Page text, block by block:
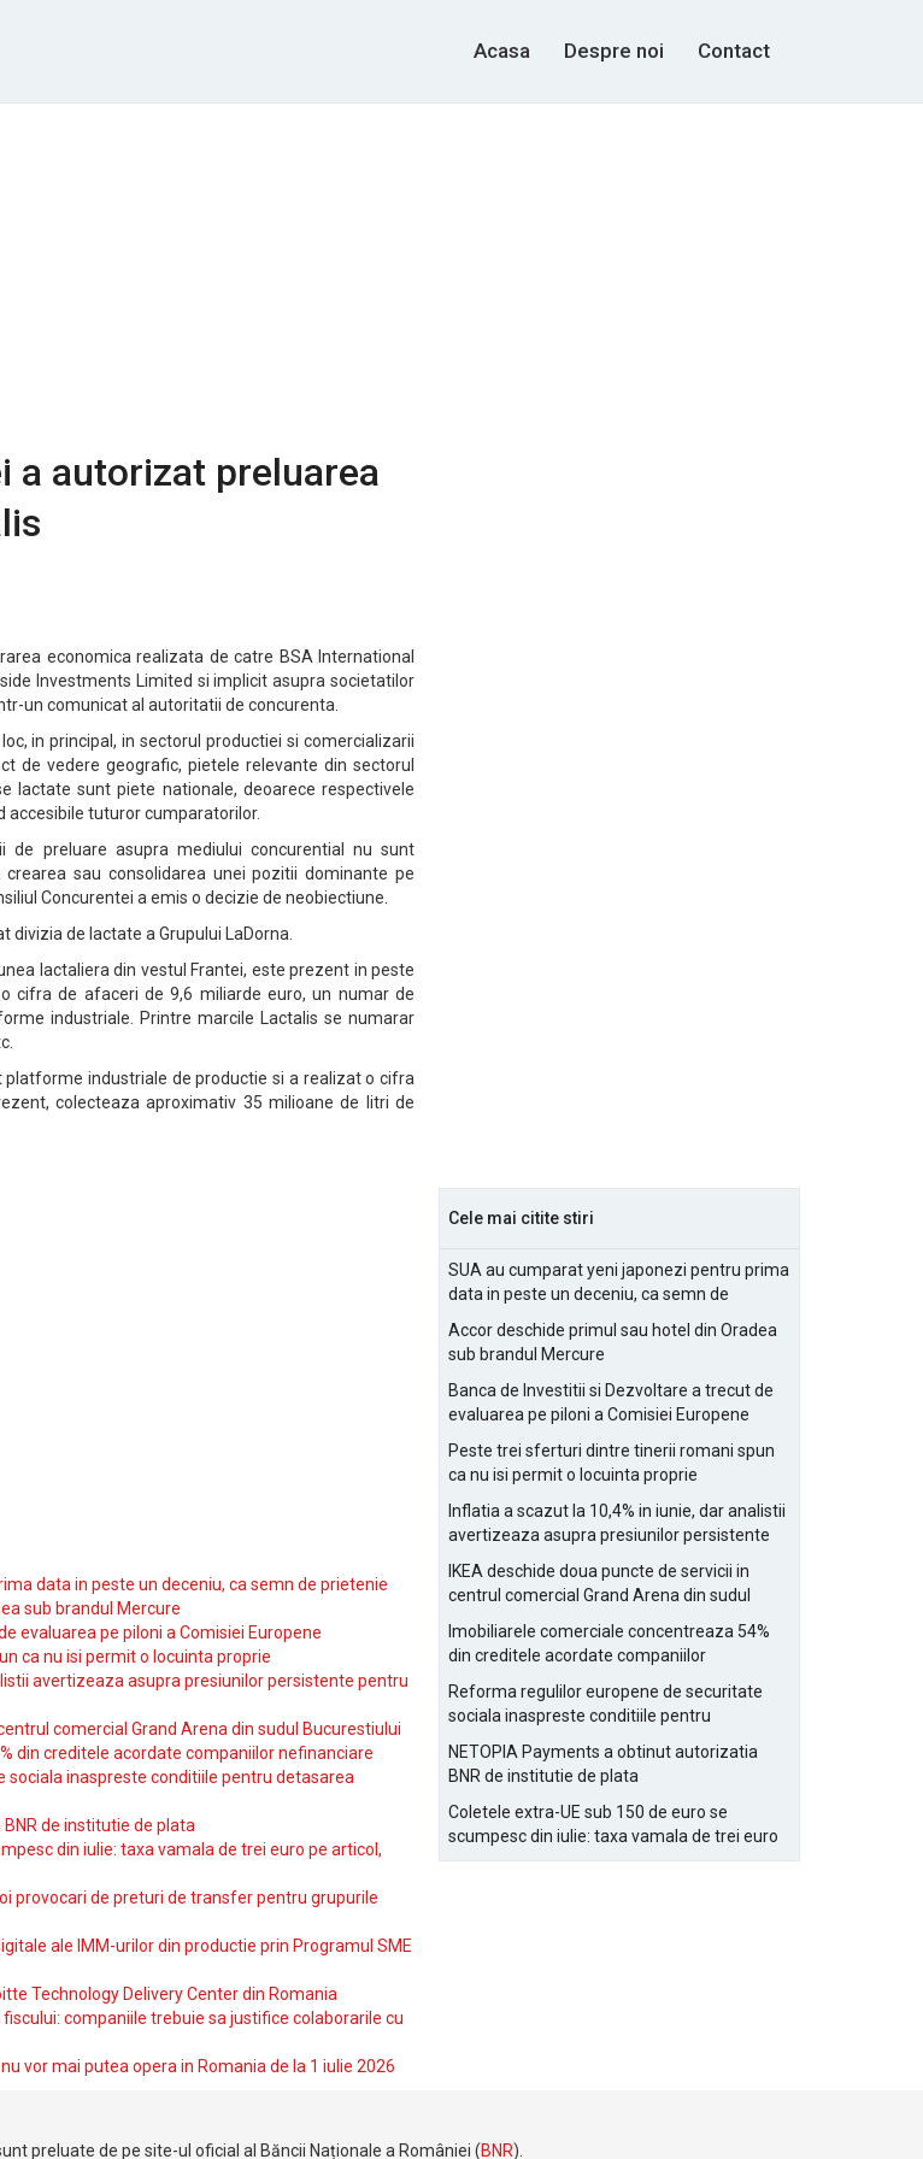
Acasa Despre noi Contact
a autorizat preluarea
economica realizata de catre BSA International
Investments Limited si implicit asupra societatilor
un comunicat al autoritatii de concurenta.
in principal, in sectorul productiei si comercializarii
de vedere geografic, pietele relevante din sectorul
lactate sunt piete nationale, deoarece respectivele
tuturor cumparatorilor.
de preluare asupra mediului concurential nu sunt
sau consolidarea unei pozitii dominante pe
Concurentei a emis o decizie de neobiectiune.
divizia de lactate a Grupului LaDorna.
lactaliera din vestul Frantei, este prezent in peste
cifra de afaceri de 9,6 miliarde euro, un numar de
industriale. Printre marcile Lactalis se numarar
platforme industriale de productie si a realizat o cifra
colecteaza aproximativ 35 milioane de litri de
data in peste un deceniu, ca semn de prietenie
sub brandul Mercure
evaluarea pe piloni a Comisiei Europene
ca nu isi permit o locuinta proprie
avertizeaza asupra presiunilor persistente pentru
comercial Grand Arena din sudul Bucurestiului
din creditele acordate companiilor nefinanciare
inaspreste conditiile pentru detasarea
de institutie de plata
din iulie: taxa vamala de trei euro pe articol,
provocari de preturi de transfer pentru grupurile
ale IMM-urilor din productie prin Programul SME
Technology Delivery Center din Romania
companiile trebuie sa justifice colaborarile cu
vor mai putea opera in Romania de la 1 iulie 2026
Cele mai citite stiri
SUA au cumparat yeni japonezi pentru prima
data in peste un deceniu, ca semn de
Accor deschide primul sau hotel din Oradea
sub brandul Mercure
Banca de Investitii si Dezvoltare a trecut de
evaluarea pe piloni a Comisiei Europene
Peste trei sferturi dintre tinerii romani spun
ca nu isi permit o locuinta proprie
Inflatia a scazut la 10,4% in iunie, dar analistii
avertizeaza asupra presiunilor persistente
IKEA deschide doua puncte de servicii in
centrul comercial Grand Arena din sudul
Imobiliarele comerciale concentreaza 54%
din creditele acordate companiilor
Reforma regulilor europene de securitate
sociala inaspreste conditiile pentru
NETOPIA Payments a obtinut autorizatia
BNR de institutie de plata
Coletele extra-UE sub 150 de euro se
scumpesc din iulie: taxa vamala de trei euro
pe articol, adaugata la taxa logistica
preluate de pe site-ul oficial al Băncii Naționale a României (BNR).